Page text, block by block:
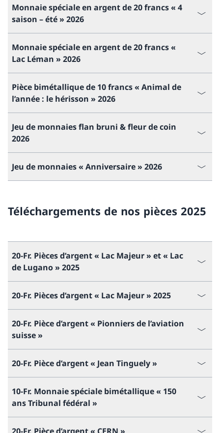
Monnaie spéciale en argent de 20 francs « 4
saison – été » 2026
Monnaie spéciale en argent de 20 francs «
Lac Léman » 2026
Pièce bimétallique de 10 francs « Animal de
l’année : le hérisson » 2026
Jeu de monnaies flan bruni & fleur de coin
2026
Jeu de monnaies « Anniversaire » 2026
Téléchargements de nos pièces 2025
20-Fr. Pièces d’argent « Lac Majeur » et « Lac
de Lugano » 2025
20-Fr. Pièces d’argent « Lac Majeur » 2025
20-Fr. Pièce d’argent « Pionniers de l’aviation
suisse »
20-Fr. Pièce d’argent « Jean Tinguely »
10-Fr. Monnaie spéciale bimétallique « 150
ans Tribunal fédéral »